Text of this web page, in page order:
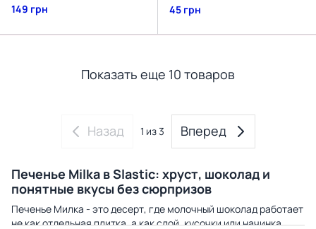
149 грн 45 грн
Показать еще 10 товаров
Назад 1 из 3 Вперед
Печенье Milka в Slastic: хруст, шоколад и
понятные вкусы без сюрпризов
Печенье Милка - это десерт, где молочный шоколад работает
не как отдельная плитка, а как слой, кусочки или начинка